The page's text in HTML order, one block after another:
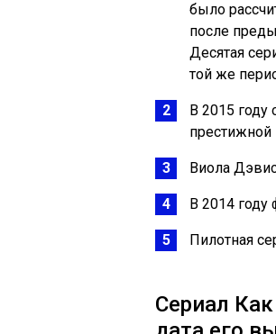
было
после
Десятая
той же
В 2015
престижной
Виола
В 2014 году
Пилотная
Сериал